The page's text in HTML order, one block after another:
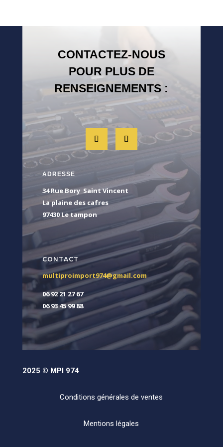
CONTACTEZ-NOUS
POUR PLUS DE
RENSEIGNEMENTS :
ADRESSE
34 Rue Bory Saint Vincent
La plaine des cafres
97430 Le tampon
CONTACT
multiproimport974@gmail.com
06 92 21 27 67
06 93 45 99 88
2025 © MPI 974
Conditions générales de ventes
Mentions légales